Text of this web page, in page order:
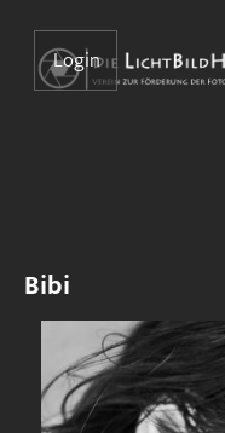
Login
Bibi